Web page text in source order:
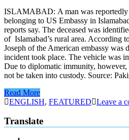
ISLAMABAD: A man was reportedly
belonging to US Embassy in
reports say. The deceased was
of Islamabad’s rural area. According
Joseph of the American embassy was
incident took place. The vehicle was
Due to diplomatic immunity,
not be taken into custody. Source:
Read More
ENGLISH, FEATURED Leave a
Translate